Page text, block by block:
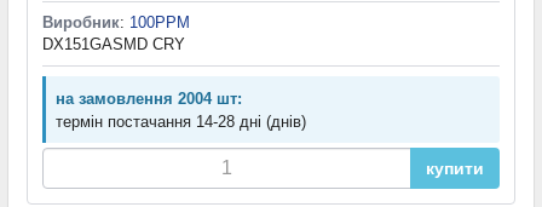
Виробник: 100PPM
DX151GASMD CRY
на замовлення 2004 шт:
термін постачання 14-28 дні (днів)
купити